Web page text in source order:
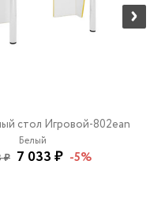
стол Игровой-802ean
Белый
₽ 7 033 ₽ -5%